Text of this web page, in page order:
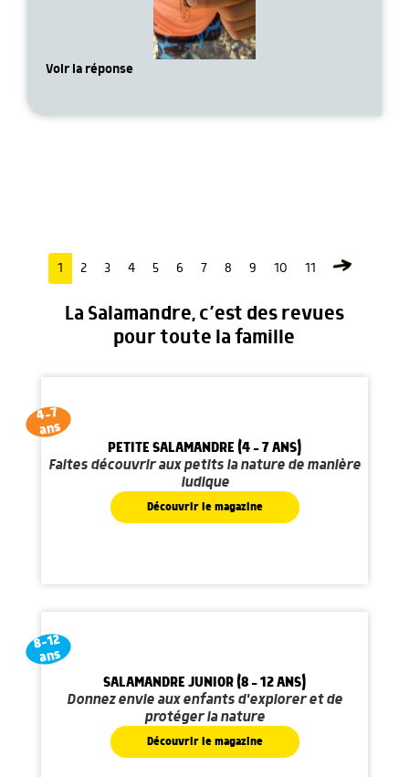
Voir la réponse
1 2 3 4 5 6 7 8 9 10 11
La Salamandre, c’est des revues
pour toute la famille
4-7
ans
PETITE SALAMANDRE (4 - 7 ANS)
Faites découvrir aux petits la nature de manière
ludique
Découvrir le magazine
8-12
ans
SALAMANDRE JUNIOR (8 - 12 ANS)
Donnez envie aux enfants d'explorer et de
protéger la nature
Découvrir le magazine